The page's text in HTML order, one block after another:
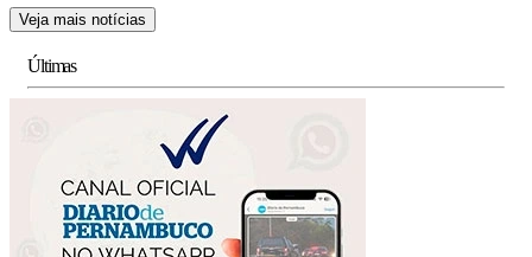
Veja mais notícias
Últimas